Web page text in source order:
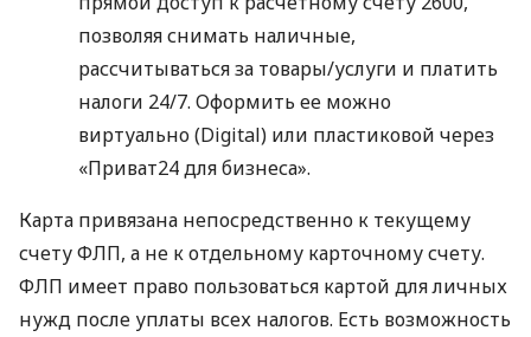
позволяя снимать наличные,
рассчитываться за товары/услуги и платить
налоги 24/7. Оформить ее можно
виртуально (Digital) или пластиковой через
«Приват24 для бизнеса».
Карта привязана непосредственно к текущему
счету ФЛП, а не к отдельному карточному счету.
ФЛП имеет право пользоваться картой для личных
нужд после уплаты всех налогов. Есть возможность